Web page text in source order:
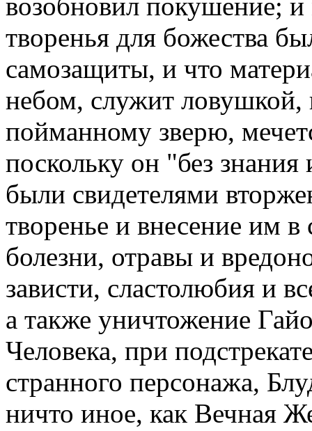
творенья для божества
самозащиты, и что
небом, служит ловушкой,
пойманному зверю,
поскольку он "без
были свидетелями
творенье и внесение им
болезни, отравы и
зависти, сластолюбия и
а также уничтожение
Человека, при
странного персонажа,
ничто иное, как Вечная